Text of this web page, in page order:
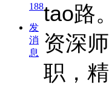
188
发
消
息
tao路
资深
职，